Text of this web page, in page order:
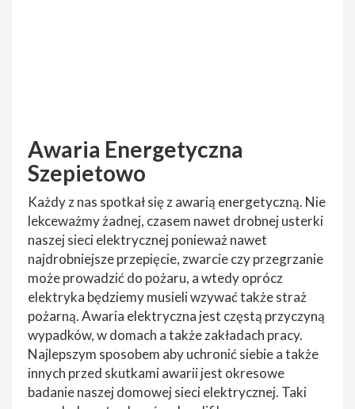
Awaria Energetyczna
Szepietowo
Każdy z nas spotkał się z awarią energetyczną. Nie
lekceważmy żadnej, czasem nawet drobnej usterki
naszej sieci elektrycznej ponieważ nawet
najdrobniejsze przepięcie, zwarcie czy przegrzanie
może prowadzić do pożaru, a wtedy oprócz
elektryka będziemy musieli wzywać także straż
pożarną. Awaria elektryczna jest częstą przyczyną
wypadków, w domach a także zakładach pracy.
Najlepszym sposobem aby uchronić siebie a także
innych przed skutkami awarii jest okresowe
badanie naszej domowej sieci elektrycznej. Taki